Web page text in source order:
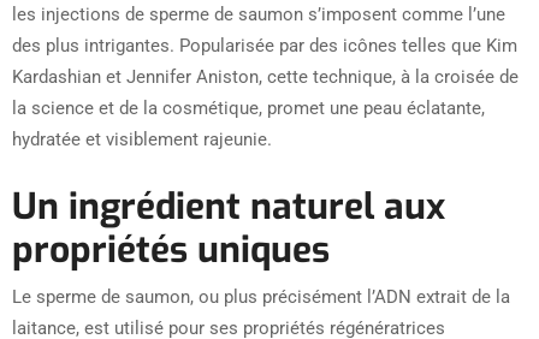
les injections de sperme de saumon s’imposent comme l’une
des plus intrigantes. Popularisée par des icônes telles que Kim
Kardashian et Jennifer Aniston, cette technique, à la croisée de
la science et de la cosmétique, promet une peau éclatante,
hydratée et visiblement rajeunie.
Un ingrédient naturel aux
propriétés uniques
Le sperme de saumon, ou plus précisément l’ADN extrait de la
laitance, est utilisé pour ses propriétés régénératrices